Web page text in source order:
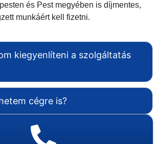
és Pest megyében is díjmentes,
munkáért kell fizetni.
kiegyenlíteni a szolgáltatás
cégre is?